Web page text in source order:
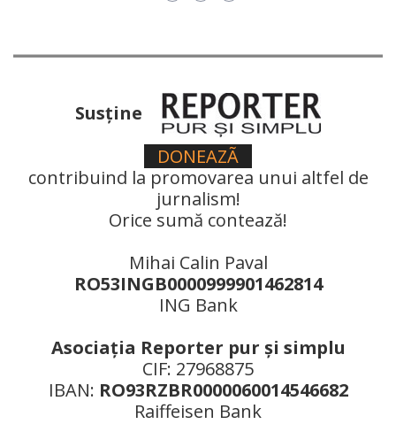
Susţine
DONEAZÃ
contribuind la promovarea unui altfel de
jurnalism!
Orice sumă contează!
Mihai Calin Paval
RO53INGB0000999901462814
ING Bank
Asociaţia Reporter pur şi simplu
CIF: 27968875
IBAN: RO93RZBR0000060014546682
Raiffeisen Bank